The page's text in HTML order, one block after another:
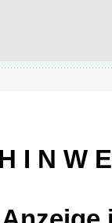
H I N W